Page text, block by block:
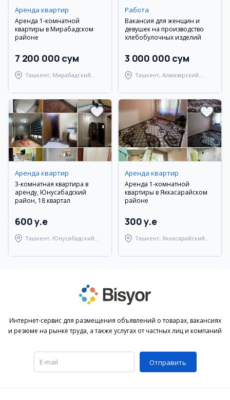
Аренда квартир
Аренда 1-комнатной
квартиры в Мирабадском
районе
7 200 000 сум
Ташкент, Мирабадский
Работа
Вакансия для женщин и
девушек на производство
хлебобулочных изделий
3 000 000 сум
Ташкент, Алмазарский
Аренда квартир
3-комнатная квартира в
аренду, Юнусабадский
район, 18 квартал
600 y.e
Ташкент, Юнусабадский
Аренда квартир
Аренда 1-комнатной
квартиры в Яккасарайском
районе
300 y.e
Ташкент, Яккасарайский
Интернет-сервис для размещения объявлений о товарах, вакансиях
и резюме на рынке труда, а также услугах от частных лиц и компаний
Отправить